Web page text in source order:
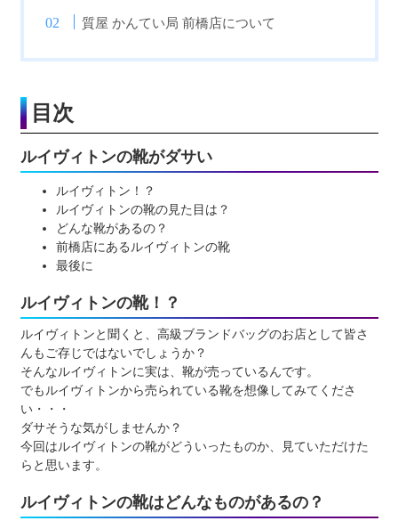
質屋 かんてい局 前橋店について
目次
ルイヴィトンの靴がダサい
ルイヴィトン！？
ルイヴィトンの靴の見た目は？
どんな靴があるの？
前橋店にあるルイヴィトンの靴
最後に
ルイヴィトンの靴！？
ルイヴィトンと聞くと、高級ブランドバッグのお店として皆さ
んもご存じではないでしょうか？
そんなルイヴィトンに実は、靴が売っているんです。
でもルイヴィトンから売られている靴を想像してみてくださ
い・・・
ダサそうな気がしませんか？
今回はルイヴィトンの靴がどういったものか、見ていただけた
らと思います。
ルイヴィトンの靴はどんなものがあるの？